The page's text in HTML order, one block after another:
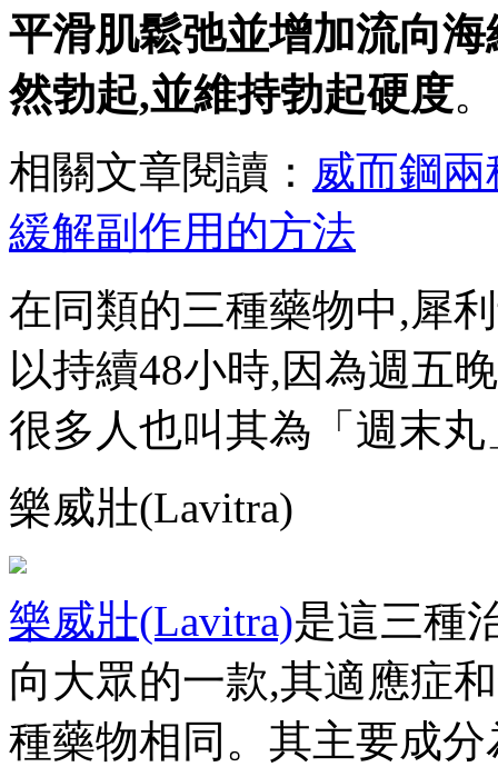
平滑肌鬆弛並增加流向
然勃起,並維持勃起硬度。
相關文章閱讀： 威而鋼
緩解副作用的方法
在同類的三種藥物中,犀
以持續48小時,因為週五
很多人也叫其為「週末丸
樂威壯(Lavitra)
樂威壯(Lavitra)是這三種
向大眾的一款,其適應症
種藥物相同。其主要成